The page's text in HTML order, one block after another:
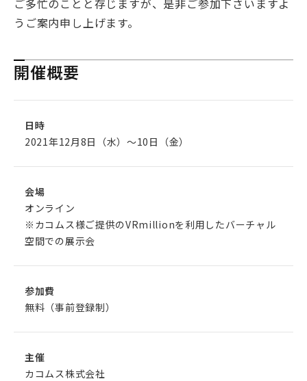
ご多忙のことと存じますが、是非ご参加下さいますよ
うご案内申し上げます。
開催概要
日時
2021年12月8日（水）〜10日（金）
会場
オンライン
※カコムス様ご提供のVRmillionを利用したバーチャル
空間での展示会
参加費
無料（事前登録制）
主催
カコムス株式会社